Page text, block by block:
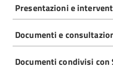
Presentazioni e
Documenti e
Documenti condivisi